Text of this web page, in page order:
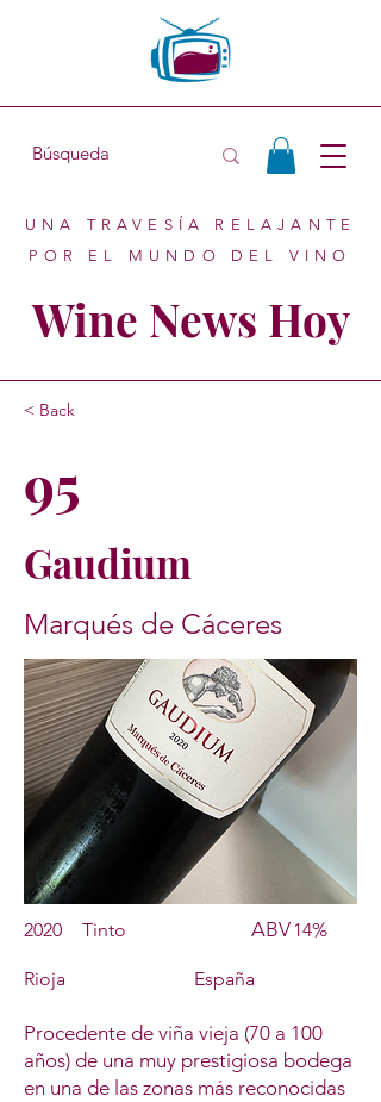
Wine News Hoy
UNA TRAVESÍA RELAJANTE
POR EL MUNDO DEL VINO
< Back
95
Gaudium
Marqués de Cáceres
2020 Tinto 14%
ABV
Rioja España
Procedente de viña vieja (70 a 100
años) de una muy prestigiosa bodega
en una de las zonas más reconocidas